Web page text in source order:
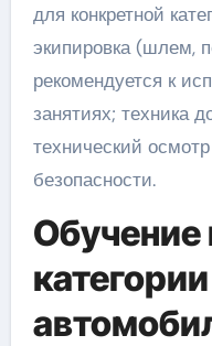
для конкретной
экипировка (шлем,
рекомендуется к
занятиях; техника
технический
безопасности.
Обучение